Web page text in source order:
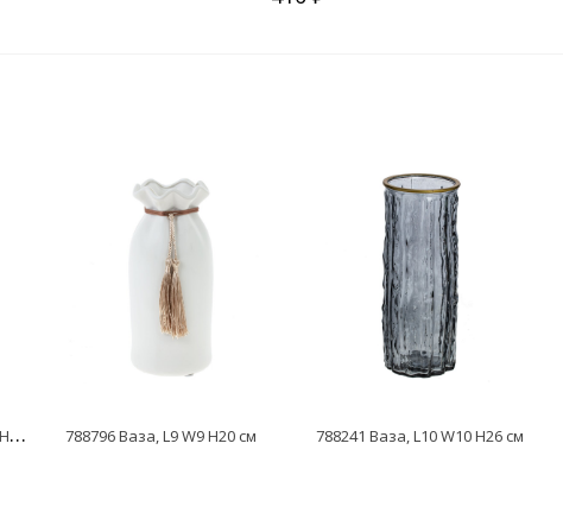
7
95597 Ваза, L13,5 W13,5 H20 см 788796 Ваза, L9 W9 H20 см 788241 Ваза, L10 W10 H26 см